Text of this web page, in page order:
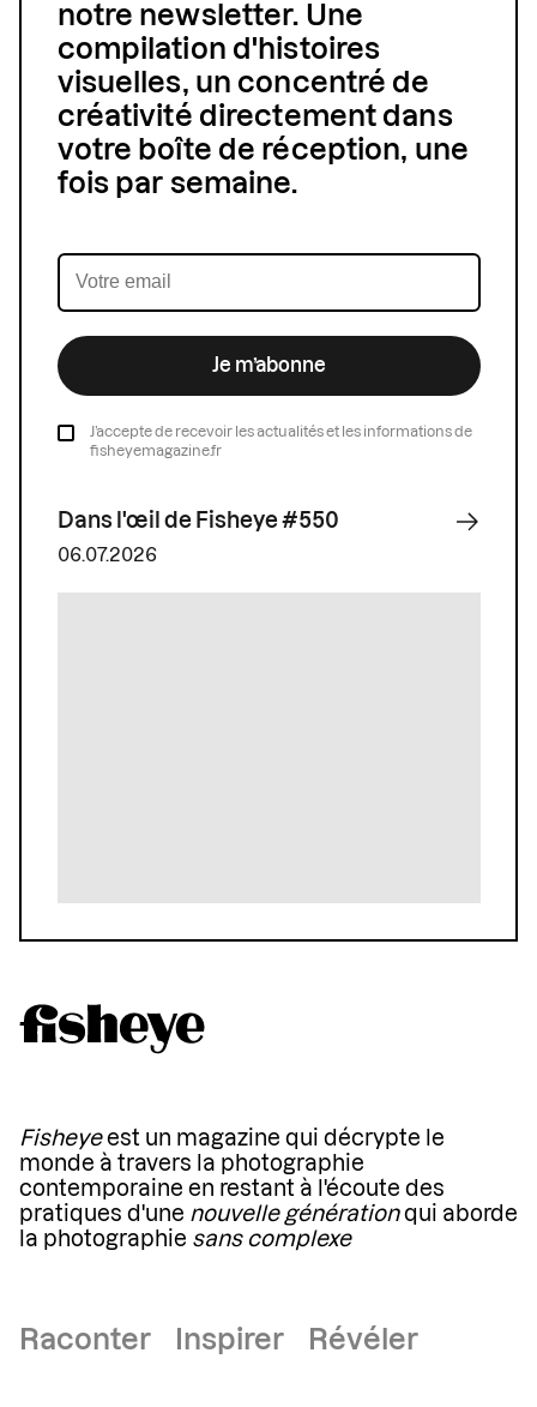
notre newsletter. Une
compilation d'histoires
visuelles, un concentré de
créativité directement dans
votre boîte de réception, une
fois par semaine.
Je m’abonne
J’accepte de recevoir les actualités et les informations de
fisheyemagazine.fr
Dans l'œil de Fisheye #550
06.07.2026
Fisheyeest un magazine qui décrypte le
monde à travers la photographie
contemporaine en restant à l'écoute des
pratiques d'une nouvelle générationqui aborde
la photographie sans complexe
Raconter Inspirer Révéler